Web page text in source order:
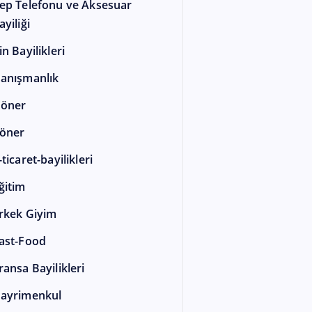
Telefonu ve Aksesuar
Bayilikleri
ticaret-bayilikleri
Giyim
Food
Bayilikleri